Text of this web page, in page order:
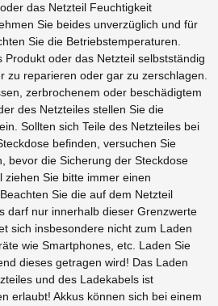
das Netzteil Feuchtigkeit
Sie beides unverzüglich und für
Sie die Betriebstemperaturen.
Produkt oder das Netzteil selbstständig
zu reparieren oder gar zu zerschlagen.
zerbrochenem oder beschädigtem
des Netzteiles stellen Sie die
Sollten sich Teile des Netzteiles bei
befinden, versuchen Sie
bevor die Sicherung der Steckdose
Sie bitte immer einen
Sie die auf dem Netzteil
darf nur innerhalb dieser Grenzwerte
sich insbesondere nicht zum Laden
wie Smartphones, etc. Laden Sie
dieses getragen wird! Das Laden
und des Ladekabels ist
erlaubt! Akkus können sich bei einem